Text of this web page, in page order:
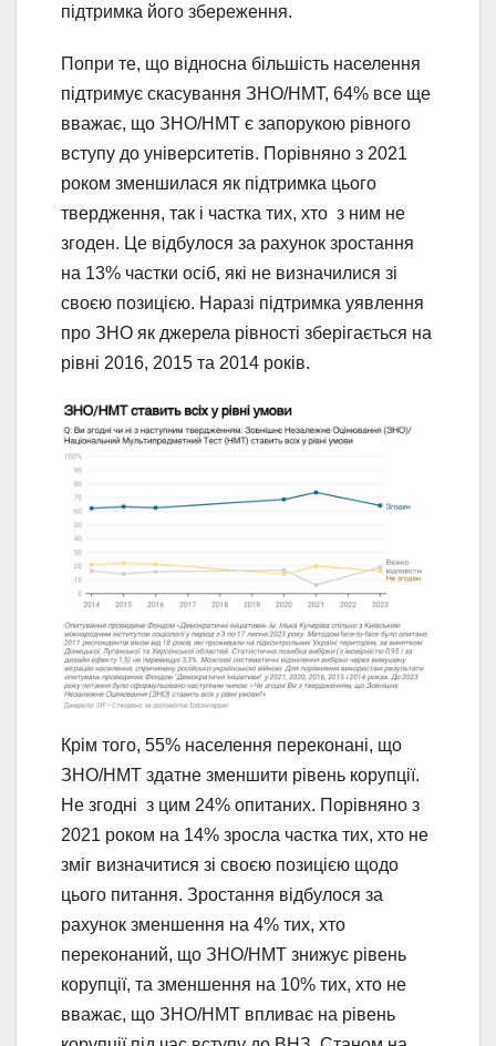
підтримка його збереження.
Попри те, що відносна більшість населення
підтримує скасування ЗНО/НМТ, 64% все ще
вважає, що ЗНО/НМТ є запорукою рівного
вступу до університетів. Порівняно з 2021
роком зменшилася як підтримка цього
твердження, так і частка тих, хто з ним не
згоден. Це відбулося за рахунок зростання
на 13% частки осіб, які не визначилися зі
своєю позицією. Наразі підтримка уявлення
про ЗНО як джерела рівності зберігається на
рівні 2016, 2015 та 2014 років.
Крім того, 55% населення переконані, що
ЗНО/НМТ здатне зменшити рівень корупції.
Не згодні з цим 24% опитаних. Порівняно з
2021 роком на 14% зросла частка тих, хто не
зміг визначитися зі своєю позицією щодо
цього питання. Зростання відбулося за
рахунок зменшення на 4% тих, хто
переконаний, що ЗНО/НМТ знижує рівень
корупції, та зменшення на 10% тих, хто не
вважає, що ЗНО/НМТ впливає на рівень